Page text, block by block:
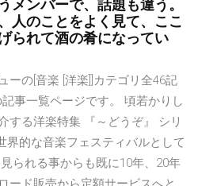
メンバーで、話題も違う。
人のことをよく見て、ここ
られて酒の肴になってい
ーの[音楽 [洋楽]]カテゴリ全46記
事一覧ページです。 頃若かりし
する洋楽特集 『～どうぞ』 シリ
界的な音楽フェスティバルとして
られる事からも既に10年、20年